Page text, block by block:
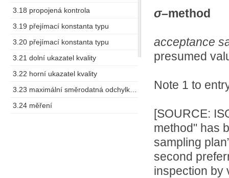
3.18 propojená kontrola
3.19 přejímací konstanta typu
3.20 přejímací konstanta typu
3.21 dolní ukazatel kvality
3.22 horní ukazatel kvality
3.24 měření
σ–method
acceptance
presumed
Note 1 to
[SOURCE:
method" has
sampling
second
inspection by